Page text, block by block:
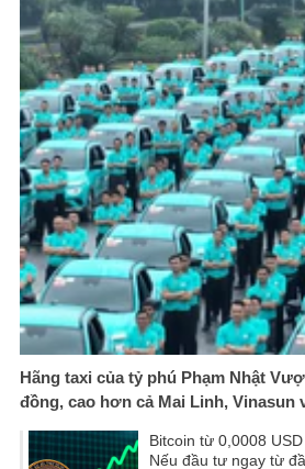
Hãng taxi của tỷ phú Phạm Nhật
đồng, cao hơn cả Mai Linh, Vinasun
Bitcoin từ 0,0008
Nếu đầu tư ngay từ